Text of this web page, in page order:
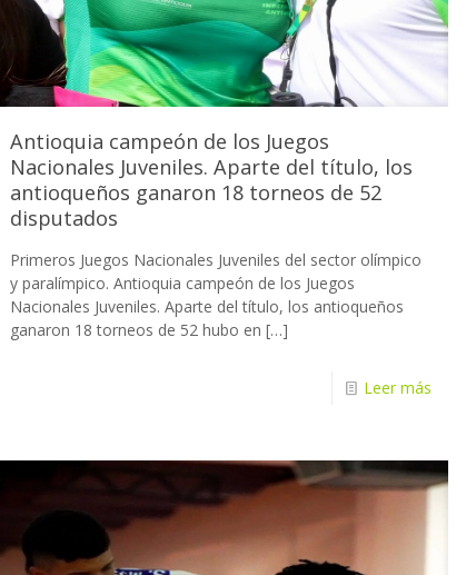
Antioquia campeón de los Juegos
Nacionales Juveniles. Aparte del título, los
antioqueños ganaron 18 torneos de 52
disputados
Primeros Juegos Nacionales Juveniles del sector olímpico
y paralímpico. Antioquia campeón de los Juegos
Nacionales Juveniles. Aparte del título, los antioqueños
ganaron 18 torneos de 52 hubo en […]
Leer más